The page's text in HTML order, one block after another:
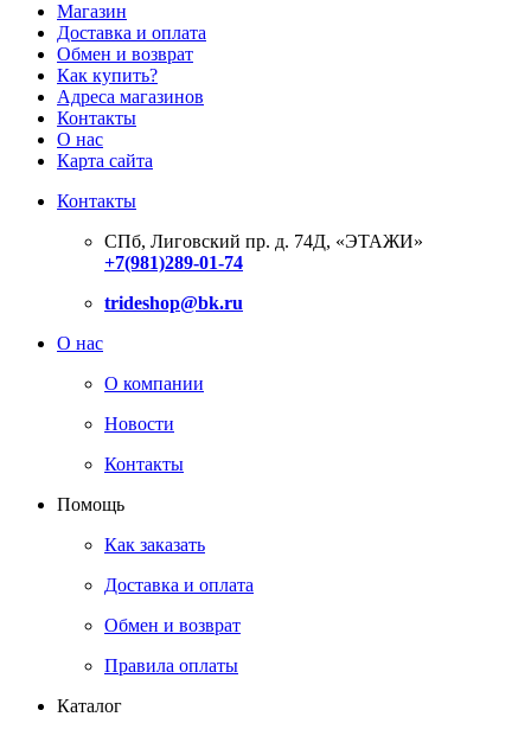
Магазин
Доставка и оплата
Обмен и возврат
Как купить?
Адреса магазинов
Контакты
О нас
Карта сайта
Контакты
СПб, Лиговский пр. д. 74Д, «ЭТАЖИ»
+7(981)289-01-74
trideshop@bk.ru
О нас
О компании
Новости
Контакты
Помощь
Как заказать
Доставка и оплата
Обмен и возврат
Правила оплаты
Каталог